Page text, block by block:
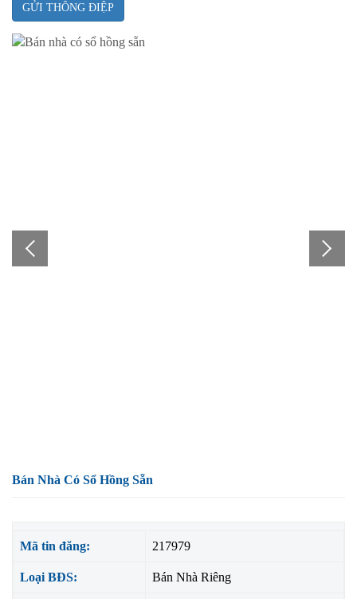
GỬI THÔNG ĐIỆP
Bán Nhà Có Sổ Hồng Sẵn
Mã tin đăng: 217979
Loại BĐS: Bán Nhà Riêng